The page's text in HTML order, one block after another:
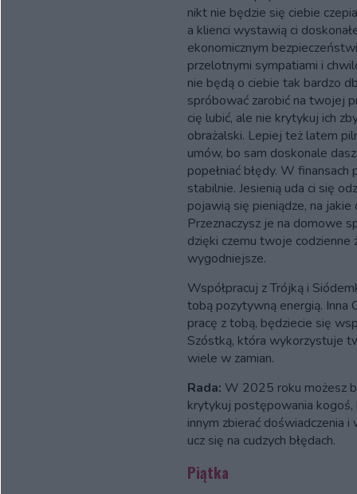
nikt nie będzie się ciebie
a klienci wystawią ci
ekonomicznym
przelotnymi sympatiami i
nie będą o ciebie tak bardzo
spróbować zarobić na twojej
cię lubić, ale nie krytykuj ich
obrażalski. Lepiej też latem
umów, bo sam doskonale
popełniać błędy. W
stabilnie. Jesienią uda ci się
pojawią się pieniądze, na
Przeznaczysz je na domowe
dzięki czemu twoje
wygodniejsze.
Współpracuj z Trójką i
tobą pozytywną energią. Inna
pracę z tobą, będziecie się
Szóstką, która wykorzystuje
wiele w zamian.
Rada: W 2025 roku możesz
krytykuj postępowania
innym zbierać doświadczenia i
ucz się na cudzych błędach.
Piątka